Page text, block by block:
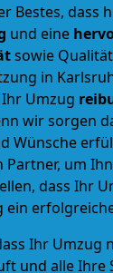
Bestes, dass
und eine
sowie
in
Umzug
wir sorgen
Wünsche
Partner, um
dass Ihr
ein
Ihr Umzug
und alle Ihre